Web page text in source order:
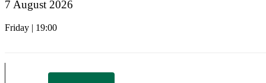
7 August 2026
Friday | 19:00